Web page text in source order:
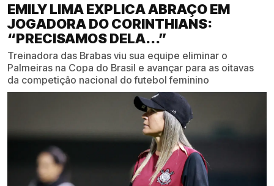
EMILY LIMA EXPLICA ABRAÇO EM
JOGADORA DO CORINTHIANS:
“PRECISAMOS DELA...”
Treinadora das Brabas viu sua equipe eliminar o
Palmeiras na Copa do Brasil e avançar para as oitavas
da competição nacional do futebol feminino